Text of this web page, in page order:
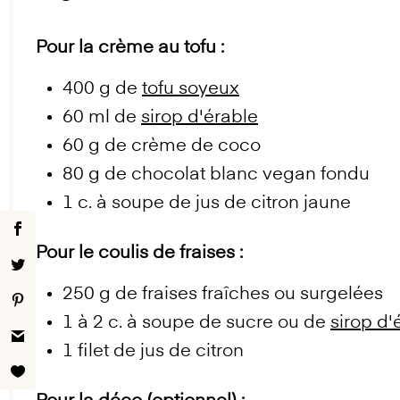
Pour la crème au tofu :
400 g de tofu soyeux
60 ml de sirop d'érable
60 g de crème de coco
80 g de chocolat blanc vegan fondu
1 c. à soupe de jus de citron jaune
Pour le coulis de fraises :
250 g de fraises fraîches ou surgelées
1 à 2 c. à soupe de sucre ou de sirop
1 filet de jus de citron